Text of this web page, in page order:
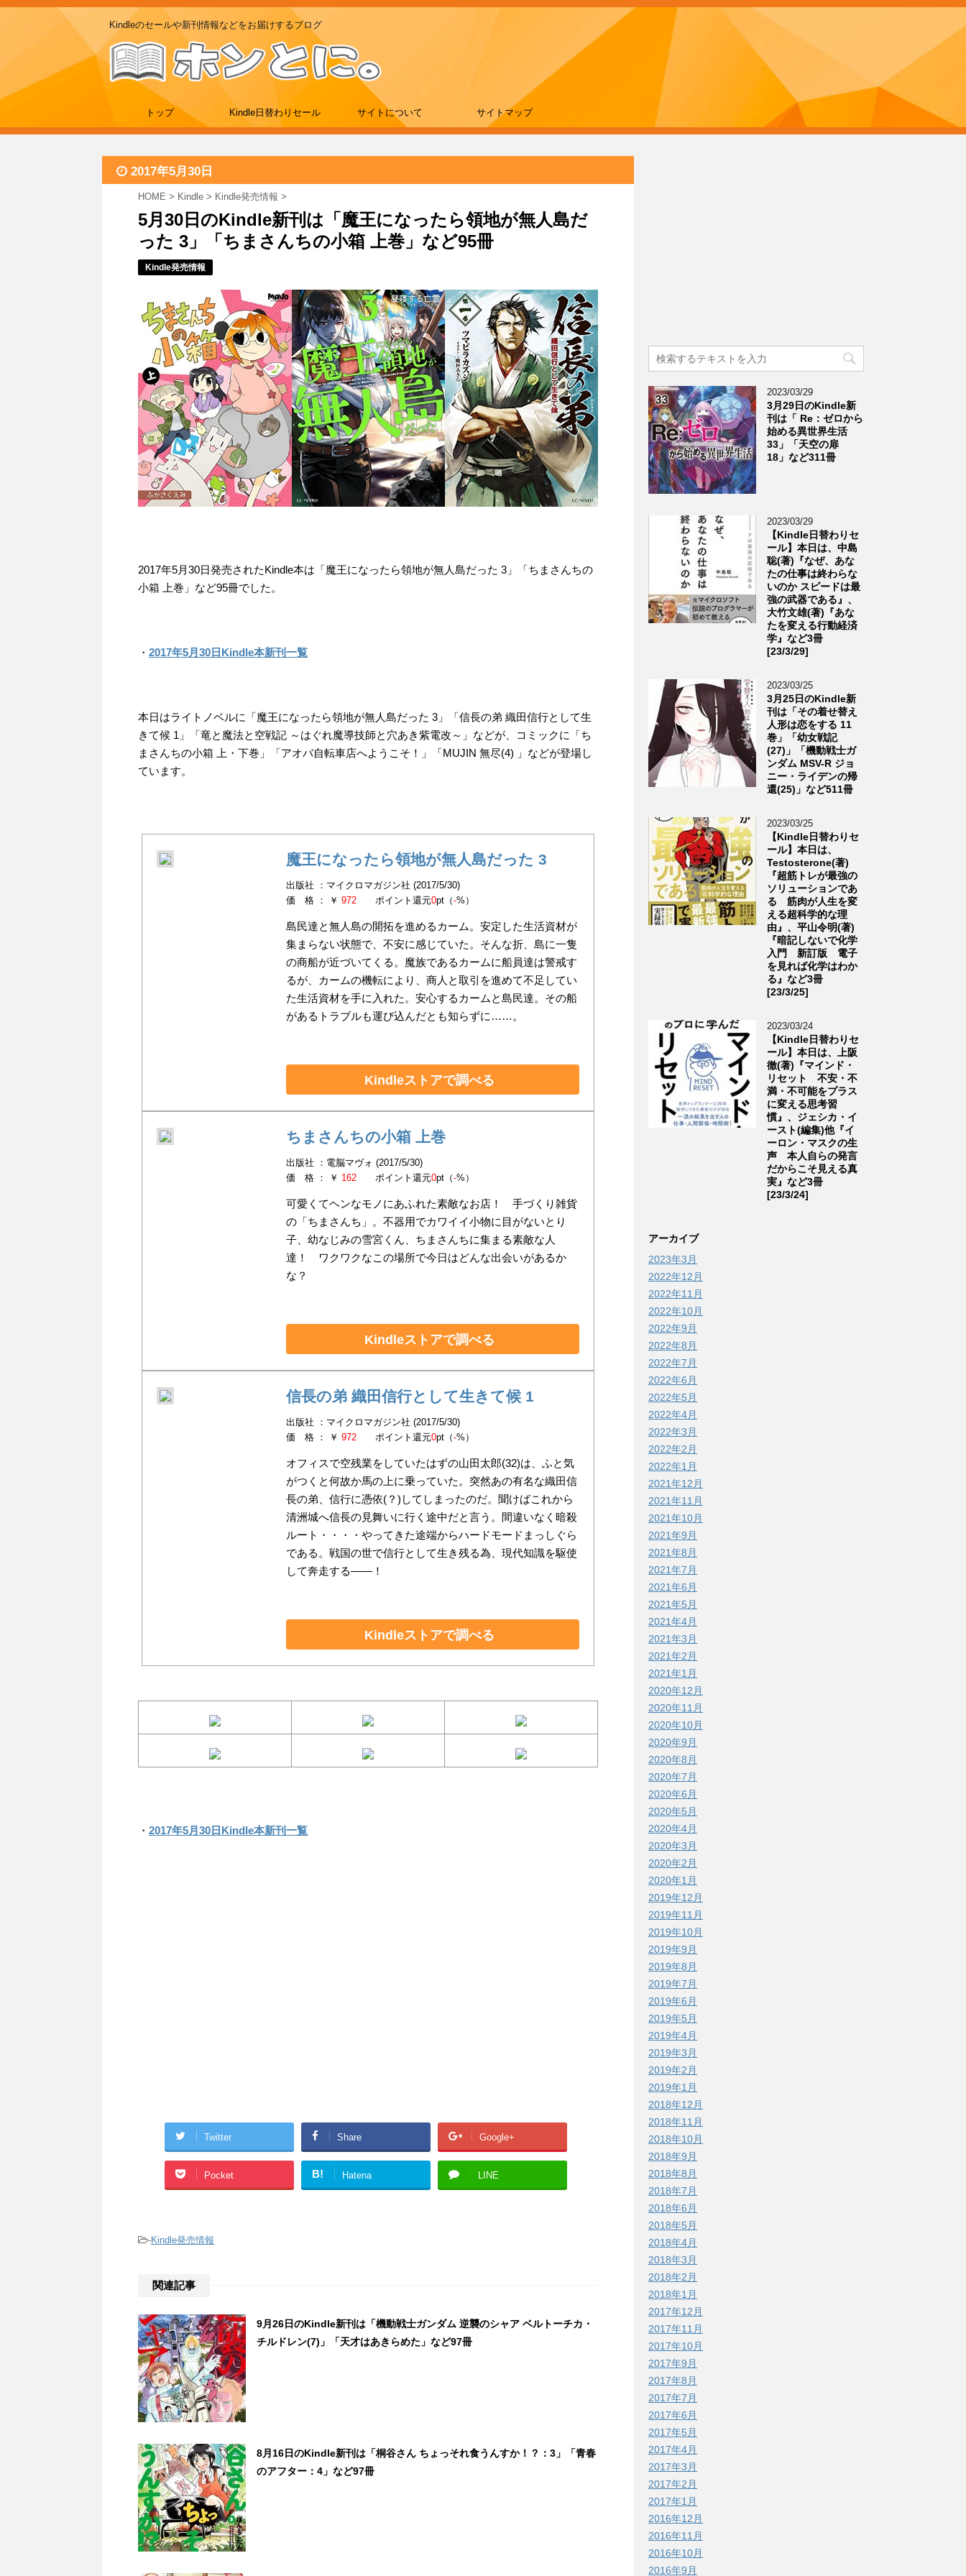
Kindleのセールや新刊情報などをお届けするブログ
トップ Kindle日替わりセール サイトについて サイトマップ
2017年5月30日
HOME > Kindle > Kindle発売情報 >
5月30日のKindle新刊は「魔王になったら領地が無人島だ
った 3」「ちまさんちの小箱 上巻」など95冊
Kindle発売情報
2017年5月30日発売されたKindle本は「魔王になったら領地が無人島だった 3」「ちまさんちの
小箱 上巻」など95冊でした。
・ 2017年5月30日Kindle本新刊一覧
本日はライトノベルに「魔王になったら領地が無人島だった 3」「信長の弟 織田信行として生
きて候 1」「竜と魔法と空戦記 ～はぐれ魔導技師と穴あき紫電改～」などが、コミックに「ち
まさんちの小箱 上・下巻」「アオバ自転車店へようこそ！」「MUJIN 無尽(4) 」などが登場し
ています。
魔王になったら領地が無人島だった 3
出版社 ：マイクロマガジン社 (2017/5/30)
価 格 ： ￥972 ポイント還元0pt（-%）
島民達と無人島の開拓を進めるカーム。安定した生活資材が
集まらない状態で、不安に感じていた。そんな折、島に一隻
の商船が近づいてくる。魔族であるカームに船員達は警戒す
るが、カームの機転により、商人と取引を進めて不足してい
た生活資材を手に入れた。安心するカームと島民達。その船
があるトラブルも運び込んだとも知らずに……。
Kindleストアで調べる
ちまさんちの小箱 上巻
出版社 ：電脳マヴォ (2017/5/30)
価 格 ： ￥ 162 ポイント還元0pt（-%）
可愛くてヘンなモノにあふれた素敵なお店！ 手づくり雑貨
の「ちまさんち」。不器用でカワイイ小物に目がないとり
子、幼なじみの雪宮くん、ちまさんちに集まる素敵な人
達！ ワクワクなこの場所で今日はどんな出会いがあるか
な？
Kindleストアで調べる
信長の弟 織田信行として生きて候 1
出版社 ：マイクロマガジン社 (2017/5/30)
価 格 ： ￥972 ポイント還元0pt（-%）
オフィスで空残業をしていたはずの山田太郎(32)は、ふと気
がつくと何故か馬の上に乗っていた。突然あの有名な織田信
長の弟、信行に憑依(？)してしまったのだ。聞けばこれから
清洲城へ信長の見舞いに行く途中だと言う。間違いなく暗殺
ルート・・・・やってきた途端からハードモードまっしぐら
である。戦国の世で信行として生き残る為、現代知識を駆使
して奔走する――！
Kindleストアで調べる
・ 2017年5月30日Kindle本新刊一覧
Twitter Share Google+
Pocket B! Hatena LINE
-Kindle発売情報
関連記事
9月26日のKindle新刊は「機動戦士ガンダム 逆襲のシャア ベルトーチカ・
チルドレン(7)」「天才はあきらめた」など97冊
8月16日のKindle新刊は「桐谷さん ちょっそれ食うんすか！？：3」「青春
のアフター：4」など97冊
2023/03/29
3月29日のKindle新
刊は「 Re：ゼロから
始める異世界生活
33」「天空の扉
18」など311冊
2023/03/29
【Kindle日替わりセ
ール】本日は、中島
聡(著)『なぜ、あな
たの仕事は終わらな
いのか スピードは最
強の武器である』、
大竹文雄(著)『あな
たを変える行動経済
学』など3冊
[23/3/29]
2023/03/25
3月25日のKindle新
刊は「その着せ替え
人形は恋をする 11
巻」「幼女戦記
(27)」「機動戦士ガ
ンダム MSV-R ジョ
ニー・ライデンの帰
還(25)」など511冊
2023/03/25
【Kindle日替わりセ
ール】本日は、
Testosterone(著)
『超筋トレが最強の
ソリューションであ
る 筋肉が人生を変
える超科学的な理
由』、平山令明(著)
『暗記しないで化学
入門 新訂版 電子
を見れば化学はわか
る』など3冊
[23/3/25]
2023/03/24
【Kindle日替わりセ
ール】本日は、上阪
徹(著)『マインド・
リセット 不安・不
満・不可能をプラス
に変える思考習
慣』、ジェシカ・イ
ースト(編集)他『イ
ーロン・マスクの生
声 本人自らの発言
だからこそ見える真
実』など3冊
[23/3/24]
アーカイブ
2023年3月
2022年12月
2022年11月
2022年10月
2022年9月
2022年8月
2022年7月
2022年6月
2022年5月
2022年4月
2022年3月
2022年2月
2022年1月
2021年12月
2021年11月
2021年10月
2021年9月
2021年8月
2021年7月
2021年6月
2021年5月
2021年4月
2021年3月
2021年2月
2021年1月
2020年12月
2020年11月
2020年10月
2020年9月
2020年8月
2020年7月
2020年6月
2020年5月
2020年4月
2020年3月
2020年2月
2020年1月
2019年12月
2019年11月
2019年10月
2019年9月
2019年8月
2019年7月
2019年6月
2019年5月
2019年4月
2019年3月
2019年2月
2019年1月
2018年12月
2018年11月
2018年10月
2018年9月
2018年8月
2018年7月
2018年6月
2018年5月
2018年4月
2018年3月
2018年2月
2018年1月
2017年12月
2017年11月
2017年10月
2017年9月
2017年8月
2017年7月
2017年6月
2017年5月
2017年4月
2017年3月
2017年2月
2017年1月
2016年12月
2016年11月
2016年10月
2016年9月